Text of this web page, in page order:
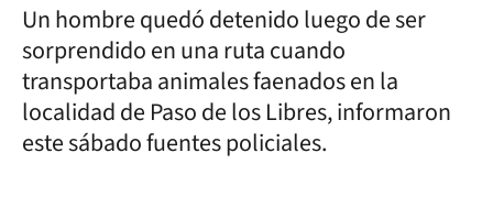
Un hombre quedó detenido luego de ser
sorprendido en una ruta cuando
transportaba animales faenados en la
localidad de Paso de los Libres, informaron
este sábado fuentes policiales.